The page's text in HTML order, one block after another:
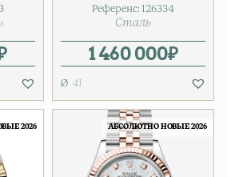
Референс: 126334
Сталь
1 460 000₽
41
2026 АБСОЛЮТНО НОВЫЕ 2026